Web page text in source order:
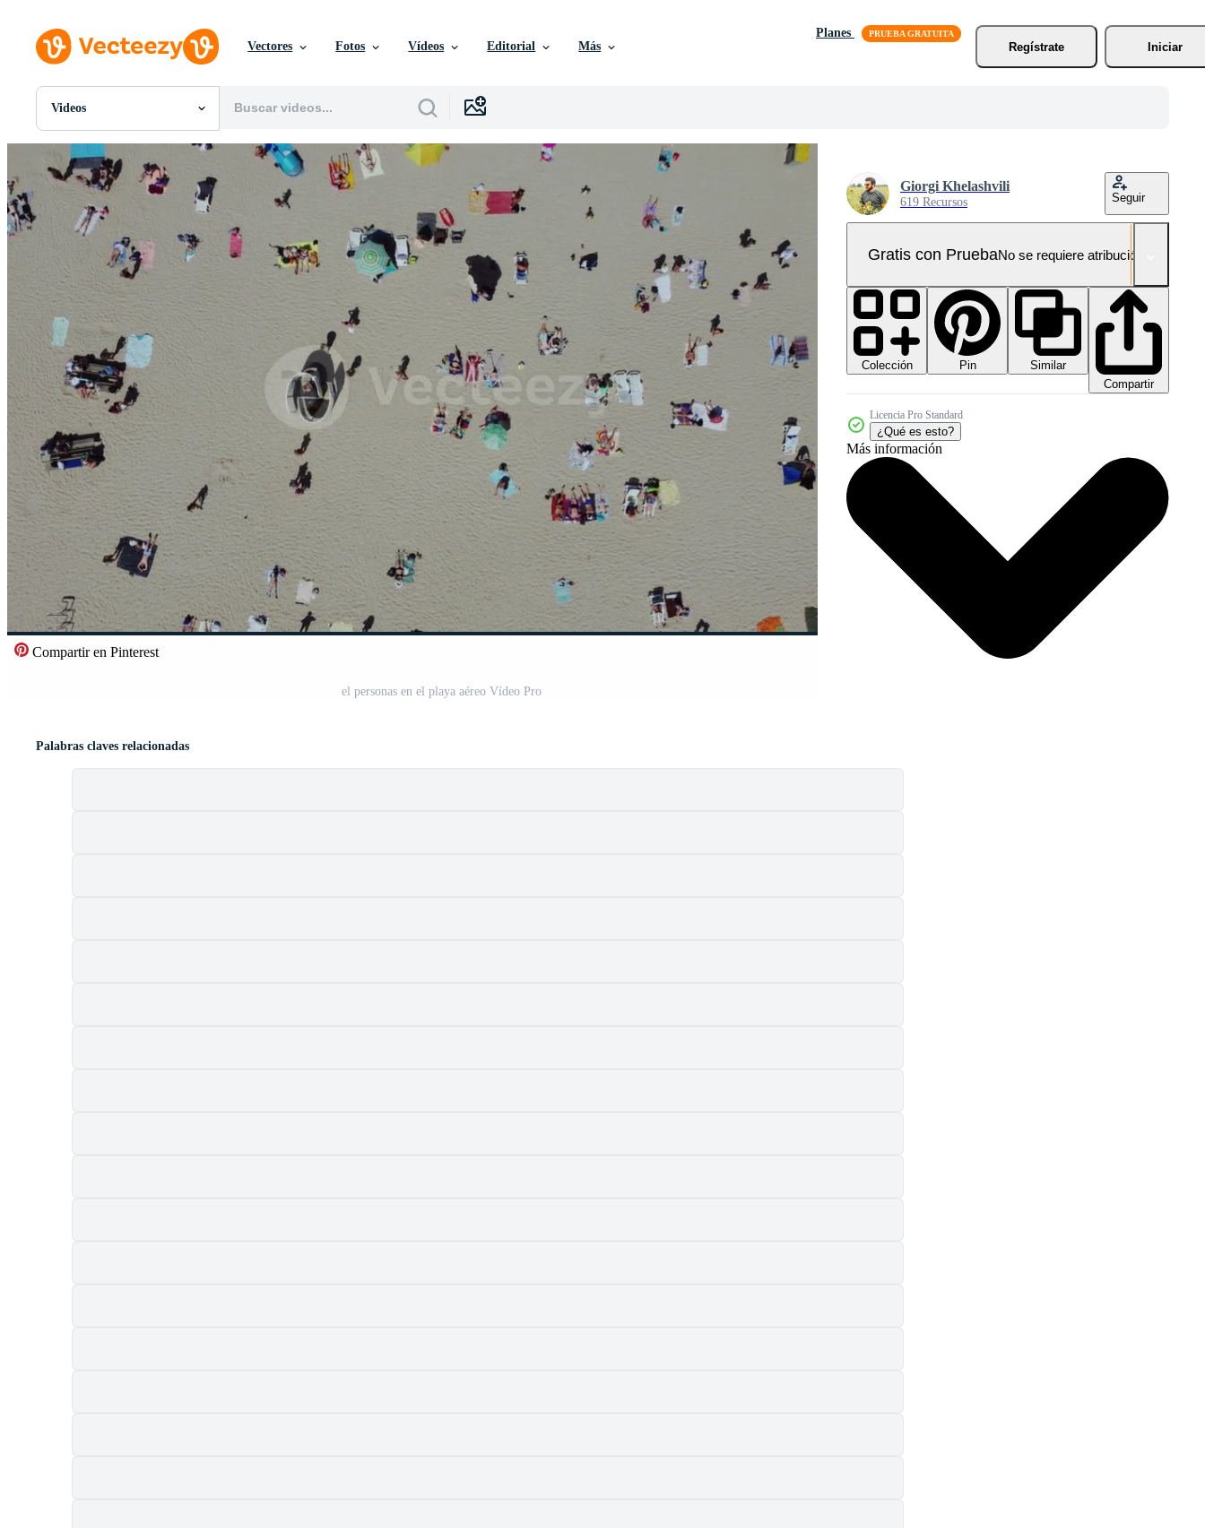
Vectores Fotos Vídeos Editorial Más
Planes
Regístrate
Iniciar
Videos
Todas Imágenes
Fotos
PNGs
PSDs
SVGs
Plantillas
Vectores
Videos
Gráficos en Movimiento
Imágenes Editoriales
Eventos Editoriales
Compartir en Pinterest
el personas en el playa aéreo Vídeo Pro
Giorgi Khelashvili
619 Recursos Seguir
Gratis con PruebaNo se requiere atribución!
Colección Pin
Similar
Compartir
Licencia Pro Standard
¿Qué es esto?
Más información
Palabras claves relacionadas